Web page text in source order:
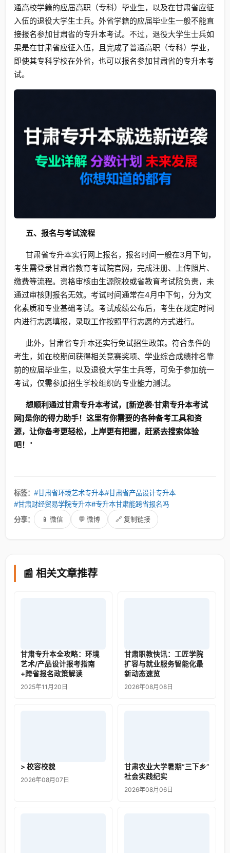
通高校学籍的应届高职（专科）毕业生，以及在甘肃省应征
入伍的退役大学生士兵。外省学籍的应届毕业生一般不能直
接报名参加甘肃省的专升本考试。不过，退役大学生士兵如
果是在甘肃省应征入伍，且完成了普通高职（专科）学业，
即使其专科学校在外省，也可以报名参加甘肃省的专升本考
试。
五、报名与考试流程
甘肃省专升本实行网上报名，报名时间一般在3月下旬，
考生需登录甘肃省教育考试院官网，完成注册、上传照片、
缴费等流程。资格审核由生源院校或省教育考试院负责，未
通过审核则报名无效。考试时间通常在4月中下旬，分为文
化素质和专业基础考试。考试成绩公布后，考生在规定时间
内进行志愿填报，录取工作按照平行志愿的方式进行。
此外，甘肃省专升本还实行免试招生政策。符合条件的
考生，如在校期间获得相关竞赛奖项、学业综合成绩排名靠
前的应届毕业生，以及退役大学生士兵等，可免于参加统一
考试，仅需参加招生学校组织的专业能力测试。
想顺利通过甘肃专升本考试，[新逆袭·甘肃专升本考试
网]是你的得力助手！这里有你需要的各种备考工具和资
源，让你备考更轻松，上岸更有把握，赶紧去搜索体验
吧！ "
标签： #甘肃省环境艺术专升本#甘肃省产品设计专升本
#甘肃财经贸易学院专升本#专升本甘肃能跨省报名吗
分享：
📱 微信 💬 微博 🔗 复制链接
📰 相关文章推荐
甘肃专升本全攻略：环境
艺术/产品设计报考指南
+跨省报名政策解读
2025年11月20日
甘肃职教快讯：工匠学院
扩容与就业服务智能化最
新动态速览
2026年08月08日
> 校容校貌
2026年08月07日
甘肃农业大学暑期“三下乡”
社会实践纪实
2026年08月06日